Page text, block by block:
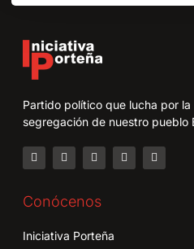
Partido político que lucha por
segregación de nuestro pueblo
Conócenos
Iniciativa Porteña